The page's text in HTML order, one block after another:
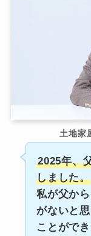
土地家
2025年、
しました。
私が父か
がないと
ことがで